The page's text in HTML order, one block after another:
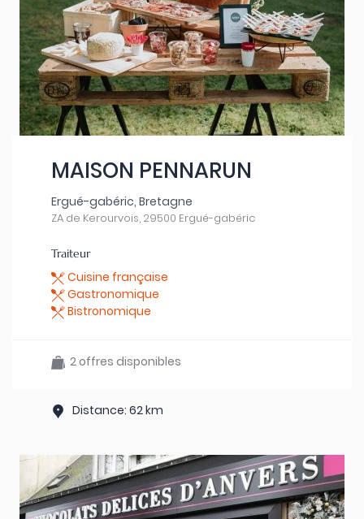
MAISON PENNARUN
Ergué-gabéric, Bretagne
ZA de Kerourvois, 29500 Ergué-gabéric
Traiteur
Cuisine française
Gastronomique
Bistronomique
2 offres disponibles
Distance: 62 km